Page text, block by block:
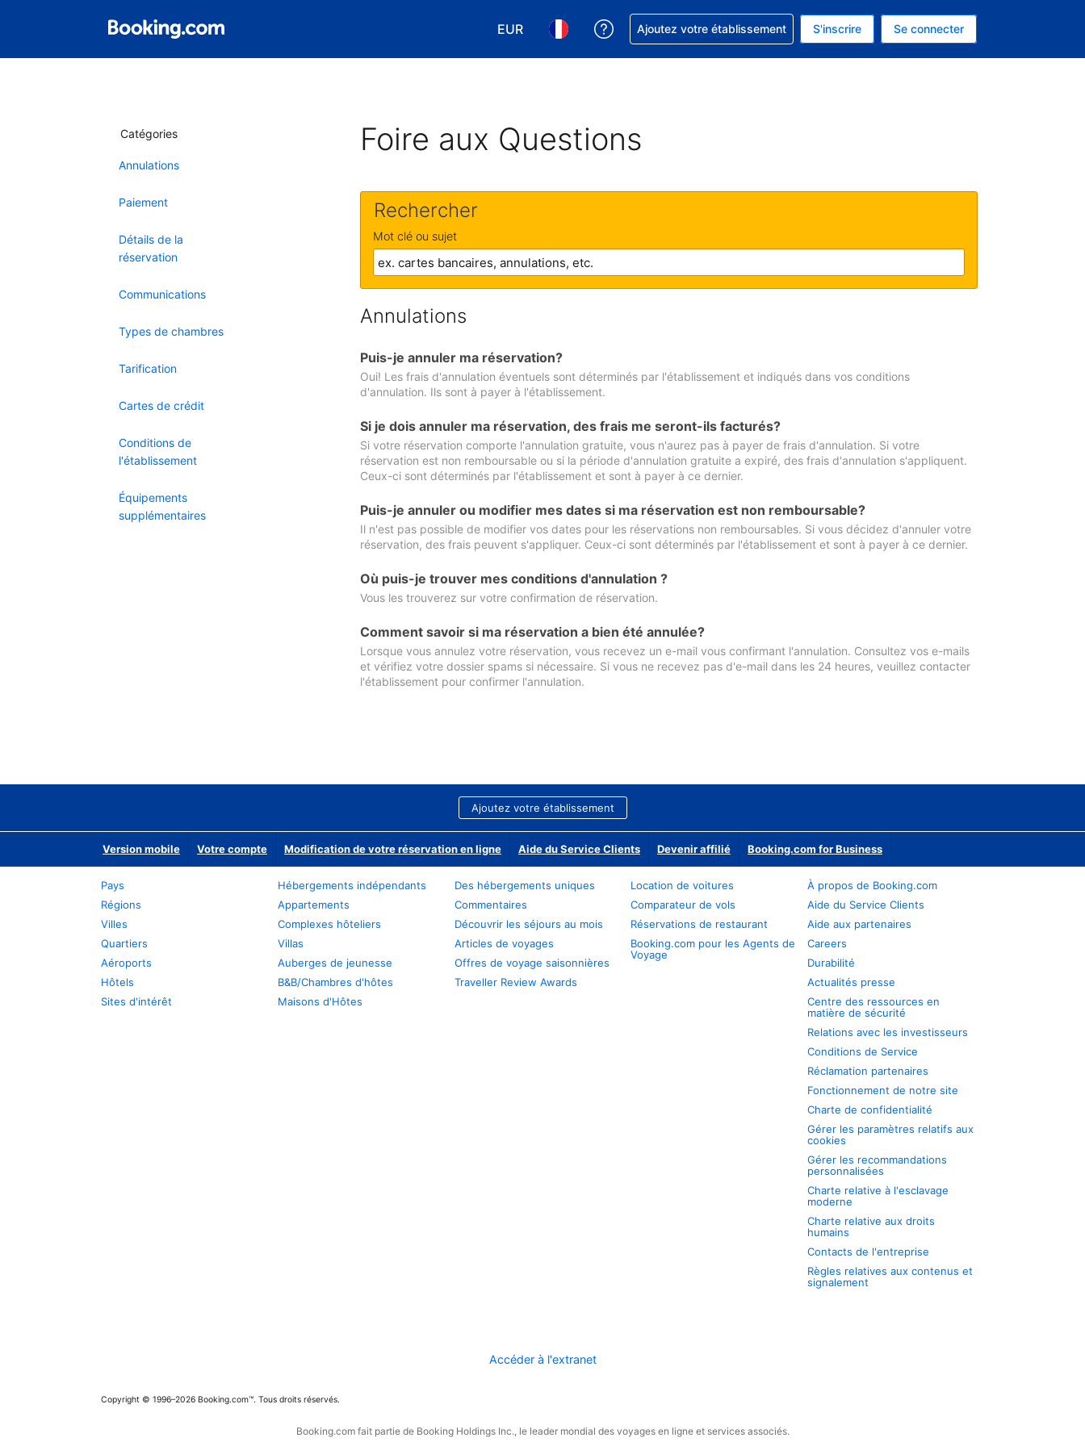
EUR
Choisissez votre devise. Votre devise actuelle est celle-ci : EUR.
Choisissez votre langue. Votre langue actuelle est celle-ci : Français.
Obtenez de l'aide concernant votre réservation
Ajoutez votre établissement S'inscrire Se connecter
Catégories
Annulations
Paiement
Détails de la
réservation
Communications
Types de chambres
Tarification
Cartes de crédit
Conditions de
l'établissement
Équipements
supplémentaires
Foire aux Questions
Rechercher
Mot clé ou sujet
Annulations
Puis-je annuler ma réservation?
Oui! Les frais d'annulation éventuels sont déterminés par l'établissement et indiqués dans vos conditions
d'annulation. Ils sont à payer à l'établissement.
Si je dois annuler ma réservation, des frais me seront-ils facturés?
Si votre réservation comporte l'annulation gratuite, vous n'aurez pas à payer de frais d'annulation. Si votre
réservation est non remboursable ou si la période d'annulation gratuite a expiré, des frais d'annulation s'appliquent.
Ceux-ci sont déterminés par l'établissement et sont à payer à ce dernier.
Puis-je annuler ou modifier mes dates si ma réservation est non remboursable?
Il n'est pas possible de modifier vos dates pour les réservations non remboursables. Si vous décidez d'annuler votre
réservation, des frais peuvent s'appliquer. Ceux-ci sont déterminés par l'établissement et sont à payer à ce dernier.
Où puis-je trouver mes conditions d'annulation ?
Vous les trouverez sur votre confirmation de réservation.
Comment savoir si ma réservation a bien été annulée?
Lorsque vous annulez votre réservation, vous recevez un e-mail vous confirmant l'annulation. Consultez vos e-mails
et vérifiez votre dossier spams si nécessaire. Si vous ne recevez pas d'e-mail dans les 24 heures, veuillez contacter
l'établissement pour confirmer l'annulation.
Ajoutez votre établissement
Version mobile Votre compte Modification de votre réservation en ligne Aide du Service Clients Devenir affilié Booking.com for Business
Pays
Régions
Villes
Quartiers
Aéroports
Hôtels
Sites d'intérêt
Hébergements indépendants
Appartements
Complexes hôteliers
Villas
Auberges de jeunesse
B&B/Chambres d'hôtes
Maisons d'Hôtes
Des hébergements uniques
Commentaires
Découvrir les séjours au mois
Articles de voyages
Offres de voyage saisonnières
Traveller Review Awards
Location de voitures
Comparateur de vols
Réservations de restaurant
Booking.com pour les Agents de
Voyage
À propos de Booking.com
Aide du Service Clients
Aide aux partenaires
Careers
Durabilité
Actualités presse
Centre des ressources en
matière de sécurité
Relations avec les investisseurs
Conditions de Service
Réclamation partenaires
Fonctionnement de notre site
Charte de confidentialité
Gérer les paramètres relatifs aux
cookies
Gérer les recommandations
personnalisées
Charte relative à l'esclavage
moderne
Charte relative aux droits
humains
Contacts de l'entreprise
Règles relatives aux contenus et
signalement
Accéder à l'extranet
Copyright © 1996–2026 Booking.com™. Tous droits réservés.
Booking.com fait partie de Booking Holdings Inc., le leader mondial des voyages en ligne et services associés.